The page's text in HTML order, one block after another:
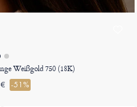
Weißgold 750 (18K)
-51%